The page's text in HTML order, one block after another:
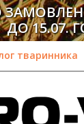
ДО 15.07.
тваринника